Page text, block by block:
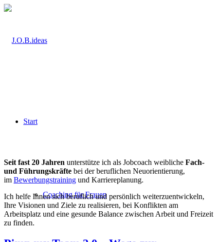
Start
Coaching für Frauen
Seit fast 20 Jahren unterstütze ich als Jobcoach weibliche Fach-
und Führungskräfte bei der beruflichen Neuorientierung,
im Bewerbungstraining und Karriereplanung.
Ich helfe Ihnen sich beruflich und persönlich weiterzuentwickeln,
Ihre Visionen und Ziele zu realisieren, bei Konflikten am
Arbeitsplatz und eine gesunde Balance zwischen Arbeit und Freizeit
zu finden.